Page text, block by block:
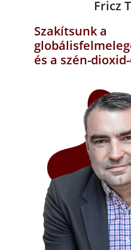
Fricz
Szakítsunk a
és a szén-